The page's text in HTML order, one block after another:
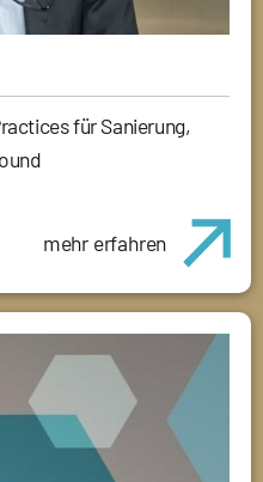
für Sanierung,
mehr erfahren